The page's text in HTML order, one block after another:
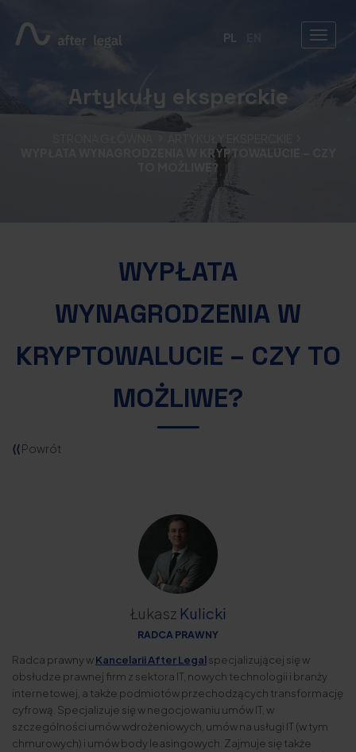
PL
Artykuły eksperckie
WYPŁATA WYNAGRODZENIA W KRYPTOWALUCIE – CZY
TO MOŻLIWE?
WYPŁATA
WYNAGRODZENIA W
KRYPTOWALUCIE – CZY TO
MOŻLIWE?
⟨⟨Powrót
Łukasz Kulicki
RADCA PRAWNY
Radca prawny wKancelarii After Legalspecjalizującej się w
obsłudze prawnej firm z sektora IT, nowych technologii i branży
internetowej, a także podmiotów przechodzących transformację
cyfrową. Specjalizuje się w negocjowaniu umów IT, w
szczególności umów wdrożeniowych, umów na usługi IT (w tym
chmurowych) i umów body leasingowych. Zajmuje się także